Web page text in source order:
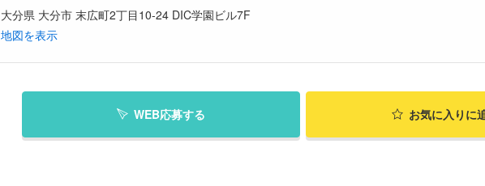
大分県 大分市 末広町2丁目10-24 DIC学園ビル7F
地図を表示
WEB応募する お気に入り に